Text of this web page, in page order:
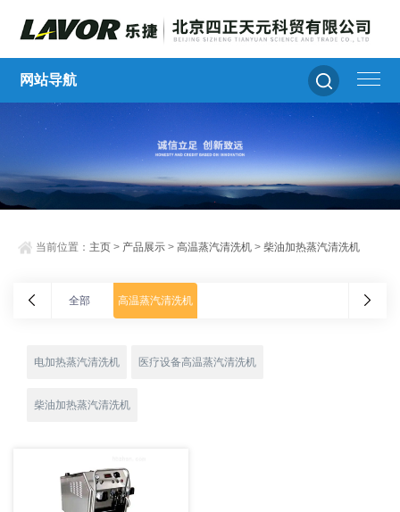
网站导航
当前位置： 主页 > 产品展示 >高温蒸汽清洗机 >柴油加热蒸汽清洗机
全部 高温蒸汽清洗机
电加热蒸汽清洗机 医疗设备高温蒸汽清洗机
柴油加热蒸汽清洗机